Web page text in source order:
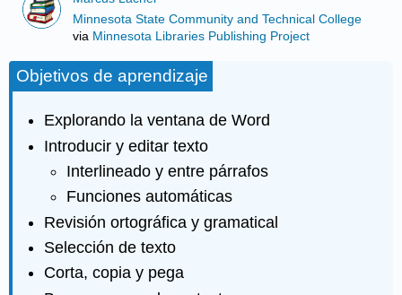
Minnesota State Community and Technical College
via Minnesota Libraries Publishing Project
Objetivos de aprendizaje
Explorando la ventana de Word
Introducir y editar texto
Interlineado y entre párrafos
Funciones automáticas
Revisión ortográfica y gramatical
Selección de texto
Corta, copia y pega